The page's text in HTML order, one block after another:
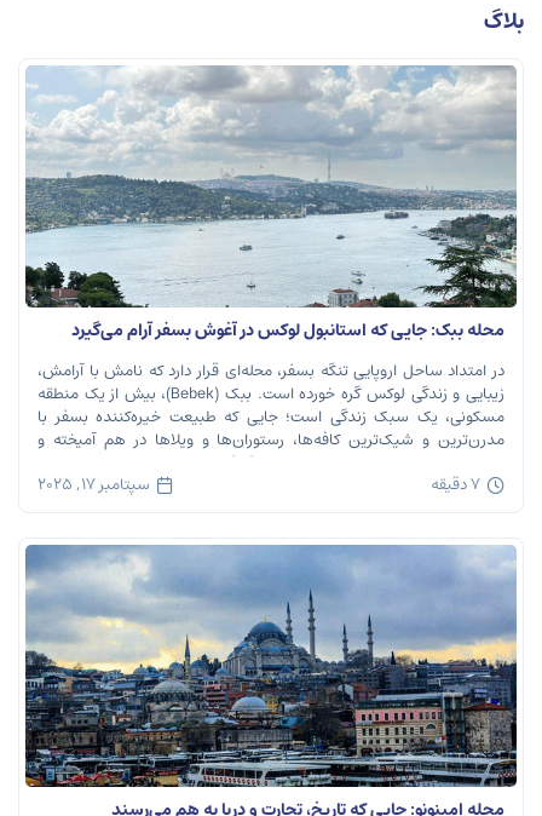
بلاگ
محله ببک: جایی که استانبول لوکس در آغوش بسفر آرام می‌گیرد
در امتداد ساحل اروپایی تنگه بسفر، محله‌ای قرار دارد که نامش با آرامش،
زیبایی و زندگی لوکس گره خورده است. ببک (Bebek)، بیش از یک منطقه
مسکونی، یک سبک زندگی است؛ جایی که طبیعت خیره‌کننده بسفر با
مدرن‌ترین و شیک‌ترین کافه‌ها، رستوران‌ها و ویلاها در هم آمیخته و
تصویری بی‌نظیر از استانبول معاصر را به […]
7 دقیقه سپتامبر 17, 2025
محله امینونو: جایی که تاریخ، تجارت و دریا به هم می‌رسند